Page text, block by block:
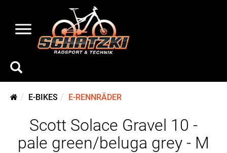
E-BIKES E-RENNRÄDER
Scott Solace Gravel 10 -
pale green/beluga grey - M